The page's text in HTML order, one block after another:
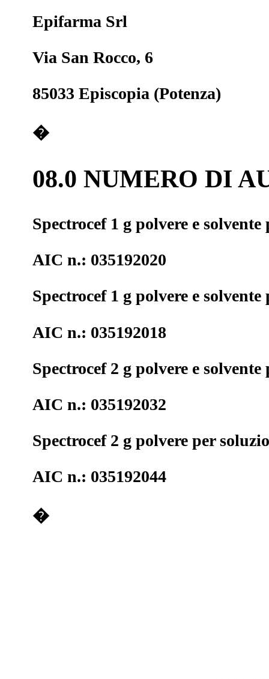
Epifarma Srl
Via San Rocco, 6
85033 Episcopia (Potenza)
�
08.0 NUMERO DI
Spectrocef 1 g polvere e
AIC n.: 035192020
Spectrocef 1 g polvere e
AIC n.: 035192018
Spectrocef 2 g polvere e
AIC n.: 035192032
Spectrocef 2 g polvere per
AIC n.: 035192044
�